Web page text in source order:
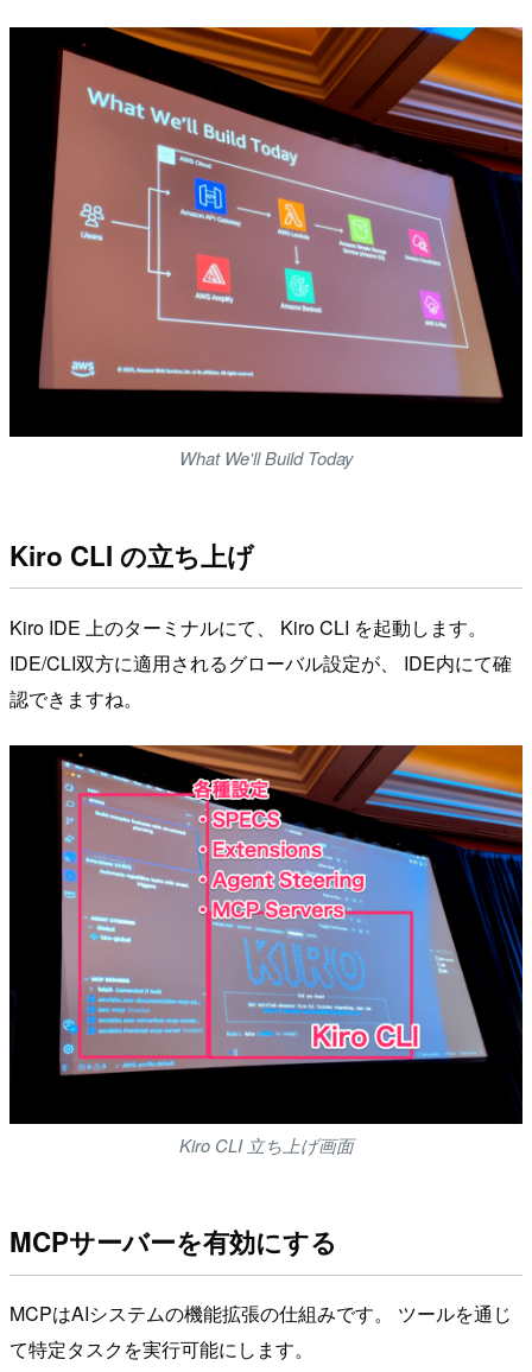
What We'll Build Today
Kiro CLI の立ち上げ
Kiro IDE 上のターミナルにて、 Kiro CLI を起動します。
IDE/CLI双方に適用されるグローバル設定が、 IDE内にて確
認できますね。
Kiro CLI 立ち上げ画面
MCPサーバーを有効にする
MCPはAIシステムの機能拡張の仕組みです。 ツールを通じ
て特定タスクを実行可能にします。